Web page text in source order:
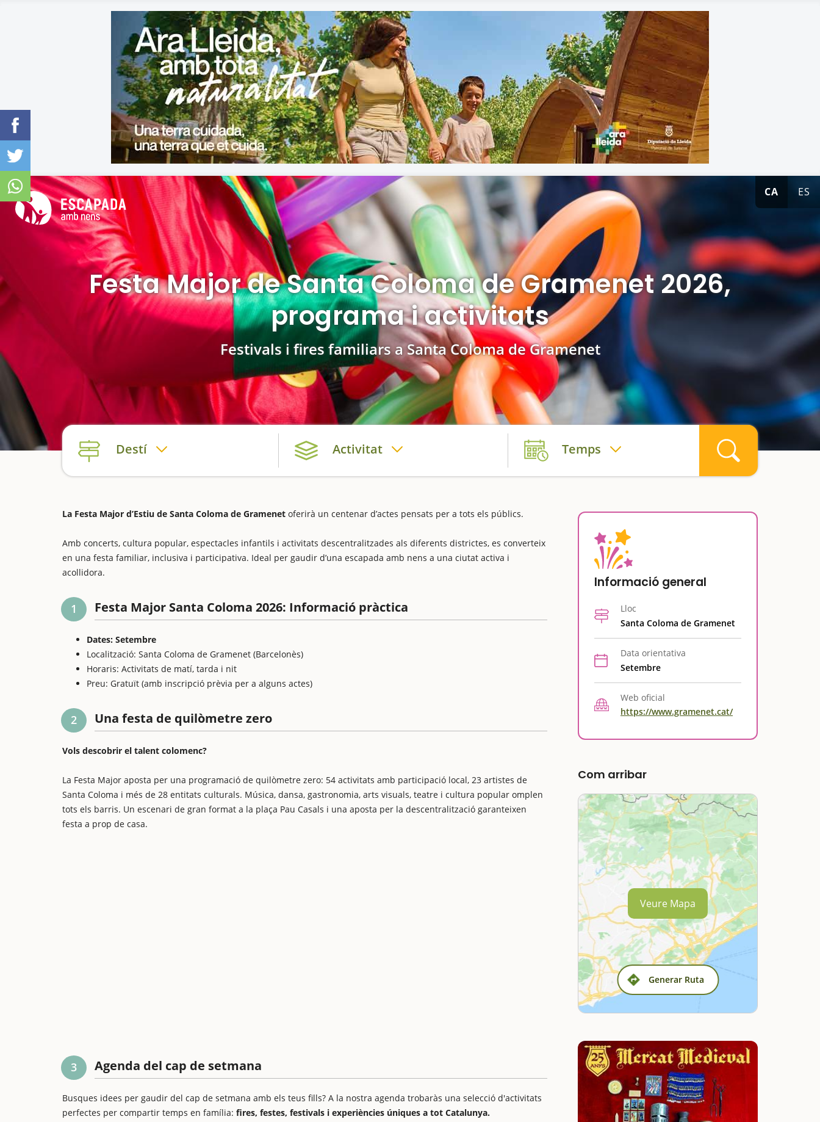
CA ES
Festa Major de Santa Coloma de Gramenet 2026,
programa i activitats
Festivals i fires familiars a Santa Coloma de Gramenet
Destí Activitat Temps
La Festa Major d’Estiu de Santa Coloma de Gramenet oferirà un centenar d’actes pensats per a tots els públics.
Amb concerts, cultura popular, espectacles infantils i activitats descentralitzades als diferents districtes, es converteix
en una festa familiar, inclusiva i participativa. Ideal per gaudir d’una escapada amb nens a una ciutat activa i
acollidora.
1 Festa Major Santa Coloma 2026: Informació pràctica
Dates: Setembre
Localització: Santa Coloma de Gramenet (Barcelonès)
Horaris: Activitats de matí, tarda i nit
Preu: Gratuït (amb inscripció prèvia per a alguns actes)
2 Una festa de quilòmetre zero
Vols descobrir el talent colomenc?
La Festa Major aposta per una programació de quilòmetre zero: 54 activitats amb participació local, 23 artistes de
Santa Coloma i més de 28 entitats culturals. Música, dansa, gastronomia, arts visuals, teatre i cultura popular omplen
tots els barris. Un escenari de gran format a la plaça Pau Casals i una aposta per la descentralització garanteixen
festa a prop de casa.
3 Agenda del cap de setmana
Busques idees per gaudir del cap de setmana amb els teus fills? A la nostra agenda trobaràs una selecció d'activitats
perfectes per compartir temps en família: fires, festes, festivals i experiències úniques a tot Catalunya.
Informació general
Lloc
Santa Coloma de Gramenet
Data orientativa
Setembre
Web oficial
https://www.gramenet.cat/
Com arribar
Generar Ruta
Veure Mapa